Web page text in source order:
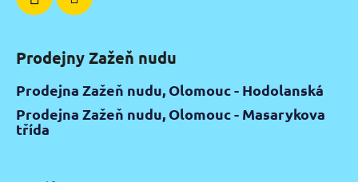
Prodejny Zažeň nudu
Prodejna Zažeň nudu, Olomouc - Hodolanská
Prodejna Zažeň nudu, Olomouc - Masarykova
třída